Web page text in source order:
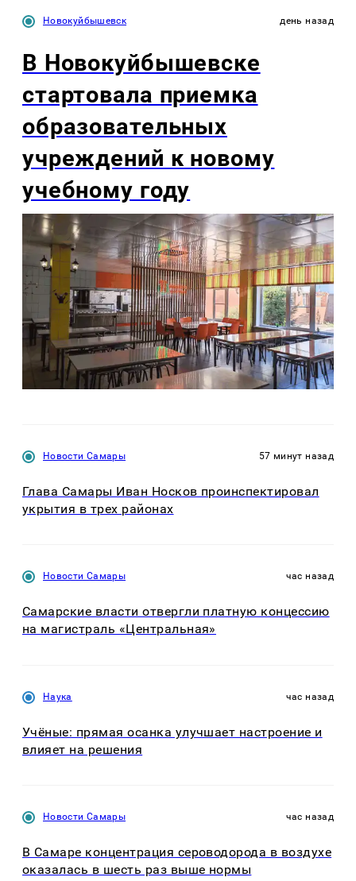
Новокуйбышевск день назад
В Новокуйбышевске
стартовала приемка
образовательных
учреждений к новому
учебному году
Новости Самары 57 минут назад
Глава Самары Иван Носков проинспектировал
укрытия в трех районах
Новости Самары час назад
Самарские власти отвергли платную концессию
на магистраль «Центральная»
Наука час назад
Учёные: прямая осанка улучшает настроение и
влияет на решения
Новости Самары час назад
В Самаре концентрация сероводорода в воздухе
оказалась в шесть раз выше нормы